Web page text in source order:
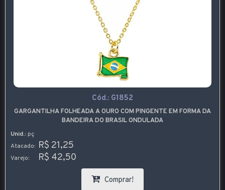
Cód.: G1852
GARGANTILHA FOLHEADA A OURO COM PINGENTE EM FORMA DA
BANDEIRA DO BRASIL ONDULADA
Unid.: pç
Atacado: R$ 21,25
Varejo: R$ 42,50
Comprar!